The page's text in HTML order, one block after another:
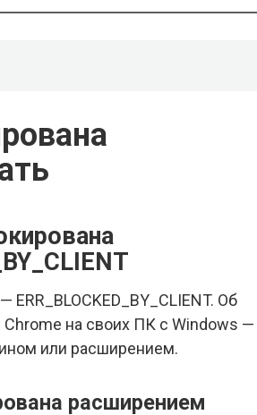
Об
на своих ПК с Windows —
или расширением.
расширением